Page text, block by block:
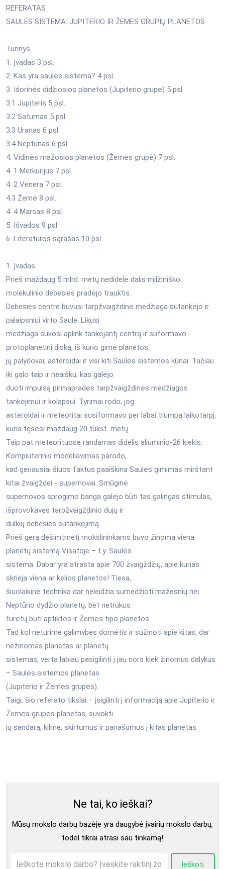
REFERATAS
SAULĖS SISTEMA: JUPITERIO IR ŽEMĖS GRUPIŲ PLANETOS
Turinys
1. Įvadas 3 psl.
2. Kas yra saulės sistema? 4 psl.
3. Išorinės didžiosios planetos (Jupiterio grupė) 5 psl.
3.1 Jupiteris 5 psl.
3.2 Saturnas 5 psl.
3.3 Uranas 6 psl.
3.4 Neptūnas 6 psl.
4. Vidinės mažosios planetos (Žemės grupė) 7 psl.
4. 1 Merkurijus 7 psl.
4. 2 Venera 7 psl.
4.3 Žemė 8 psl.
4. 4 Marsas 8 psl.
5. Išvados 9 psl.
6. Literatūros sąrašas 10 psl.
1. Įvadas
Prieš maždaug 5 mlrd. metų nedidelė dalis milžiniško
molekulinio debesies pradėjo trauktis.
Debesies centre buvusi tarpžvaigždinė medžiaga sutankėjo ir
palaipsniui virto Saule. Likusi
medžiaga sukosi aplink tankėjantį centrą ir suformavo
protoplanetinį diską, iš kurio gimė planetos,
jų palydovai, asteroidai ir visi kiti Saulės sistemos kūnai. Tačiau
iki galo taip ir neaišku, kas galėjo
duoti impulsą pirmapradės tarpžvaigždinės medžiagos
tankėjimui ir kolapsui. Tyrimai rodo, jog
asteroidai ir meteoritai susiformavo per labai trumpą laikotarpį,
kuris tęsėsi maždaug 20 tūkst. metų.
Taip pat meteorituose randamas didelis aliuminio-26 kiekis.
Kompiuterinis modeliavimas parodo,
kad geriausiai šiuos faktus paaiškina Saulės gimimas mirštant
kitai žvaigždei - supernovai. Smūginė
supernovos sprogimo banga galėjo būti tas galingas stimulas,
išprovokavęs tarpžvaigždinio dujų ir
dulkių debesies sutankėjimą.
Prieš gerą dešimtmetį mokslininkams buvo žinoma viena
planetų sistemą Visatoje – t.y. Saulės
sistema. Dabar yra atrasta apie 700 žvaigždžių, apie kurias
skrieja viena ar kelios planetos! Tiesa,
šiuolaikinė technika dar neleidžia sumedžioti mažesnių nei
Neptūno dydžio planetų, bet netrukus
turėtų būti aptiktos ir Žemės tipo planetos.
Tad kol neturime galimybes domėtis ir sužinoti apie kitas, dar
nežinomas planetas ar planetų
sistemas, verta labiau pasigilinti į jau nors kiek žinomus dalykus
– Saulės sistemos planetas
(Jupiterio ir Žemės grupės).
Taigi, šio referato tikslai – įsigilinti į informaciją apie Jupiterio ir
Žemės grupės planetas, suvokti
jų sandarą, kilmę, skirtumus ir panašumus į kitas planetas.
Ne tai, ko ieškai?
Mūsų mokslo darbų bazėje yra daugybė įvairių mokslo darbų,
todėl tikrai atrasi sau tinkamą!
Ieškoti